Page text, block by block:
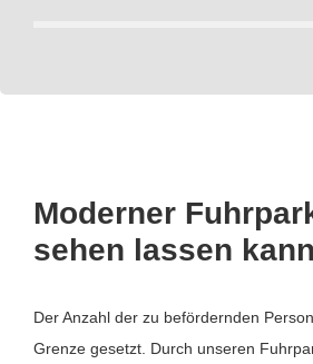
Moderner
sehen lassen kann
Der Anzahl der zu befördernden
Grenze gesetzt. Durch unseren